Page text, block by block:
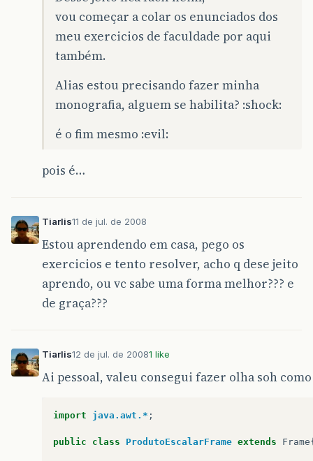
vou começar a colar os enunciados dos
meu exercicios de faculdade por aqui
também.
Alias estou precisando fazer minha
monografia, alguem se habilita? :shock:
é o fim mesmo :evil:
pois é…
Tiarlis11 de jul. de 2008
Estou aprendendo em casa, pego os
exercicios e tento resolver, acho q dese jeito
aprendo, ou vc sabe uma forma melhor??? e
de graça???
Tiarlis12 de jul. de 20081 like
Ai pessoal, valeu consegui fazer olha soh
import java.awt.* ;
public class ProdutoEscalarFrame extends Frame